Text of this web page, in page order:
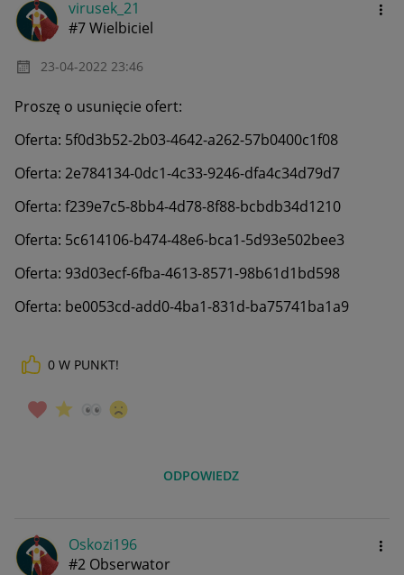
virusek_21
#7 Wielbiciel
‎23-04-2022 23:46
Proszę o usunięcie ofert:
Oferta: 5f0d3b52-2b03-4642-a262-57b0400c1f08
Oferta: 2e784134-0dc1-4c33-9246-dfa4c34d79d7
Oferta: f239e7c5-8bb4-4d78-8f88-bcbdb34d1210
Oferta: 5c614106-b474-48e6-bca1-5d93e502bee3
Oferta: 93d03ecf-6fba-4613-8571-98b61d1bd598
Oferta: be0053cd-add0-4ba1-831d-ba75741ba1a9
0 W PUNKT!
ODPOWIEDZ
Oskozi196
#2 Obserwator